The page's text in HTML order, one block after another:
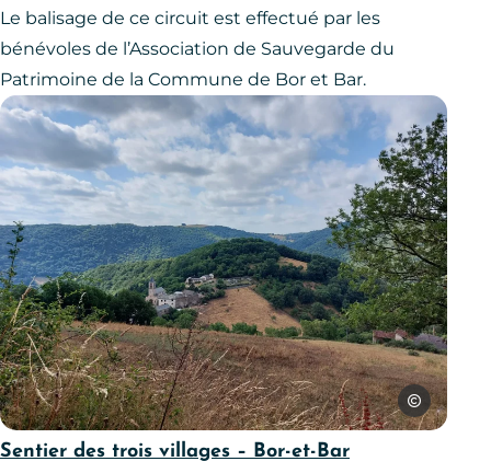
Le balisage de ce circuit est effectué par les
bénévoles de l’Association de Sauvegarde du
Patrimoine de la Commune de Bor et Bar.
Randonnées à Bor-et-Bar, © SPL Ouest Aveyron Tourisme
SPL Ouest
Sentier des trois villages – Bor-et-Bar